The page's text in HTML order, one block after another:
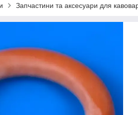
Запчастини та аксесуари для